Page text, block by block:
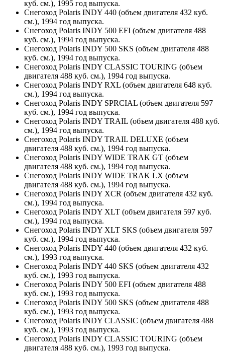
куб. см.), 1995 год выпуска.
Снегоход Polaris INDY 440 (объем двигателя 432 куб.
см.), 1994 год выпуска.
Снегоход Polaris INDY 500 EFI (объем двигателя 488
куб. см.), 1994 год выпуска.
Снегоход Polaris INDY 500 SKS (объем двигателя 488
куб. см.), 1994 год выпуска.
Снегоход Polaris INDY CLASSIC TOURING (объем
двигателя 488 куб. см.), 1994 год выпуска.
Снегоход Polaris INDY RXL (объем двигателя 648 куб.
см.), 1994 год выпуска.
Снегоход Polaris INDY SPRCIAL (объем двигателя 597
куб. см.), 1994 год выпуска.
Снегоход Polaris INDY TRAIL (объем двигателя 488 куб.
см.), 1994 год выпуска.
Снегоход Polaris INDY TRAIL DELUXE (объем
двигателя 488 куб. см.), 1994 год выпуска.
Снегоход Polaris INDY WIDE TRAK GT (объем
двигателя 488 куб. см.), 1994 год выпуска.
Снегоход Polaris INDY WIDE TRAK LX (объем
двигателя 488 куб. см.), 1994 год выпуска.
Снегоход Polaris INDY XCR (объем двигателя 432 куб.
см.), 1994 год выпуска.
Снегоход Polaris INDY XLT (объем двигателя 597 куб.
см.), 1994 год выпуска.
Снегоход Polaris INDY XLT SKS (объем двигателя 597
куб. см.), 1994 год выпуска.
Снегоход Polaris INDY 440 (объем двигателя 432 куб.
см.), 1993 год выпуска.
Снегоход Polaris INDY 440 SKS (объем двигателя 432
куб. см.), 1993 год выпуска.
Снегоход Polaris INDY 500 EFI (объем двигателя 488
куб. см.), 1993 год выпуска.
Снегоход Polaris INDY 500 SKS (объем двигателя 488
куб. см.), 1993 год выпуска.
Снегоход Polaris INDY CLASSIC (объем двигателя 488
куб. см.), 1993 год выпуска.
Снегоход Polaris INDY CLASSIC TOURING (объем
двигателя 488 куб. см.), 1993 год выпуска.